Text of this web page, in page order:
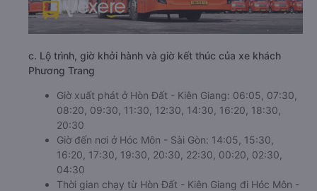
c. Lộ trình, giờ khởi hành và giờ kết thúc của xe khách
Phương Trang
Giờ xuất phát ở Hòn Đất - Kiên Giang: 06:05, 07:30,
08:20, 09:30, 11:30, 12:30, 14:30, 16:20, 18:30,
20:30
Giờ đến nơi ở Hóc Môn - Sài Gòn: 14:05, 15:30,
16:20, 17:30, 19:30, 20:30, 22:30, 00:20, 02:30,
04:30
Thời gian chạy từ Hòn Đất - Kiên Giang đi Hóc Môn -